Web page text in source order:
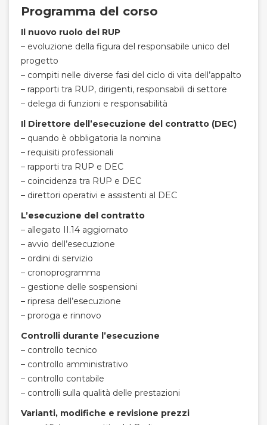
Programma del corso
Il nuovo ruolo del RUP
– evoluzione della figura del responsabile unico del
progetto
– compiti nelle diverse fasi del ciclo di vita dell’appalto
– rapporti tra RUP, dirigenti, responsabili di settore
– delega di funzioni e responsabilità
Il Direttore dell’esecuzione del contratto (DEC)
– quando è obbligatoria la nomina
– requisiti professionali
– rapporti tra RUP e DEC
– coincidenza tra RUP e DEC
– direttori operativi e assistenti al DEC
L’esecuzione del contratto
– allegato II.14 aggiornato
– avvio dell’esecuzione
– ordini di servizio
– cronoprogramma
– gestione delle sospensioni
– ripresa dell’esecuzione
– proroga e rinnovo
Controlli durante l’esecuzione
– controllo tecnico
– controllo amministrativo
– controllo contabile
– controlli sulla qualità delle prestazioni
Varianti, modifiche e revisione prezzi